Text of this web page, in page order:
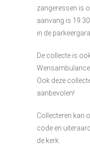
zangeressen is
aanvang is
in de
De collecte is
Wensambulance
Ook deze
aanbevolen!
Collecteren kan
code en
de kerk.